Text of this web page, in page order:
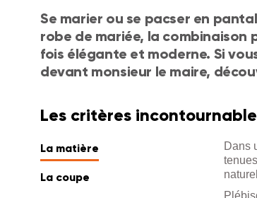
Se marier ou se pacser en
robe de mariée, la combinaison
fois élégante et moderne. Si
devant monsieur le maire,
Les critères
La matière
La coupe
Dans